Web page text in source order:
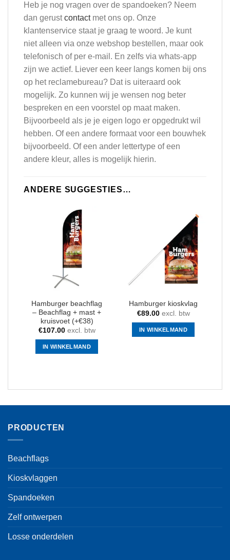
Heb je nog vragen over de spandoeken? Neem
dan gerustcontactmet ons op. Onze
klantenservice staat je graag te woord. Je kunt
niet alleen via onze webshop bestellen, maar ook
telefonisch of per e-mail. En zelfs via whats-app
zijn we actief. Liever een keer langs komen bij ons
op het reclamebureau? Dat is uiteraard ook
mogelijk. Zo kunnen wij je wensen nog beter
bespreken en een voorstel op maat maken.
Bijvoorbeeld als je je eigen logo er opgedrukt wil
hebben. Of een andere formaat voor een bouwhek
bijvoorbeeld. Of een ander lettertype of een
andere kleur, alles is mogelijk hierin.
ANDERE SUGGESTIES…
Hamburger beachflag
– Beachflag + mast +
kruisvoet (+€38)
€107.00excl. btw
IN WINKELMAND
Hamburger kioskvlag
€89.00excl. btw
IN WINKELMAND
PRODUCTEN
Beachflags
Kioskvlaggen
Spandoeken
Zelf ontwerpen
Losse onderdelen